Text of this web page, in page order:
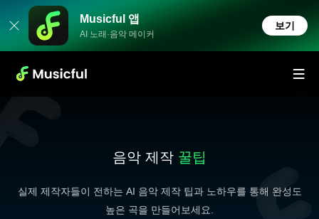
Musicful 앱
AI 노래·음악 메이커
보기
음악 제작 꿀팁
실제 제작자들이 전하는 AI 음악 제작 팁과 노하우를 통해 완성도
높은 곡을 만들어보세요.